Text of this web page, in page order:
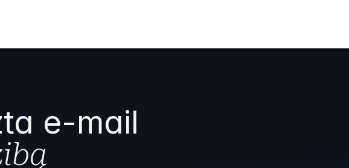
e-mail